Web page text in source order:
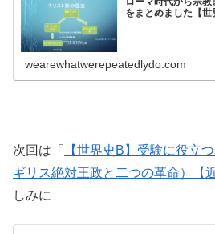
をまとめました【世
wearewhatwerepeatedlydo.com
次回は「
【世界史B】受験に役立
ギリス絶対王政と二つの革命）【
しみに